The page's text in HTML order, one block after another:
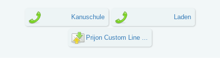
Kanuschule Laden
Prijon Custom Line ...